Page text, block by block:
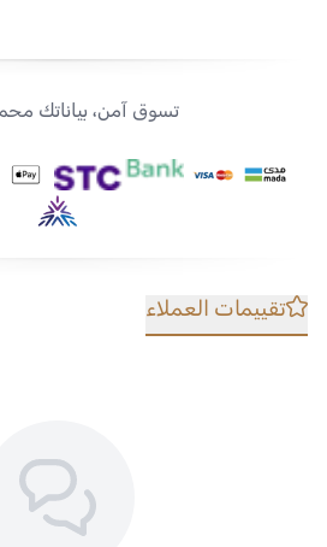
تسوق آمن، بياناتك
تقييمات العملاء